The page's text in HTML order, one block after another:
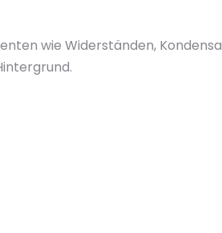
wie Widerständen,